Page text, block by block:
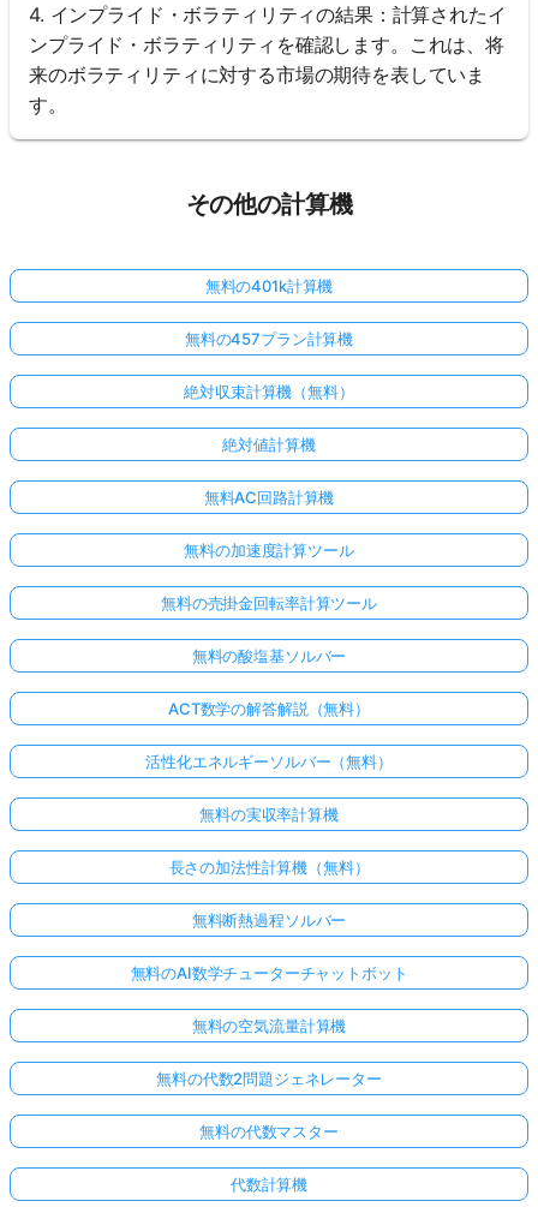
4. インプライド・ボラティリティの結果：計算されたイ
ンプライド・ボラティリティを確認します。これは、将
来のボラティリティに対する市場の期待を表していま
す。
その他の計算機
無料の401k計算機
無料の457プラン計算機
絶対収束計算機（無料）
絶対値計算機
無料AC回路計算機
無料の加速度計算ツール
無料の売掛金回転率計算ツール
無料の酸塩基ソルバー
ACT数学の解答解説（無料）
活性化エネルギーソルバー（無料）
無料の実収率計算機
長さの加法性計算機（無料）
無料断熱過程ソルバー
無料のAI数学チューターチャットボット
無料の空気流量計算機
無料の代数2問題ジェネレーター
無料の代数マスター
代数計算機